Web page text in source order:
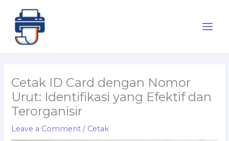
content
Cetak ID Card dengan Nomor
Urut: Identifikasi yang Efektif dan
Terorganisir
Leave a Comment / Cetak